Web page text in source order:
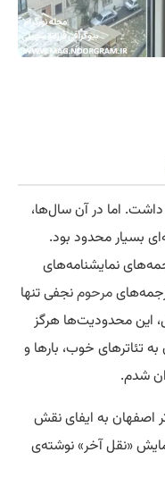
اما در آن سال‌ها،
بسیار محدود بود.
نمایشنامه‌های
مرحومنجفی تنها
این محدودیت‌ها هرگز
به تئاترهای خوب، بارها و
شدم.
اصفهان به ایفای نقش
«نقل آخر» نوشته‌ی